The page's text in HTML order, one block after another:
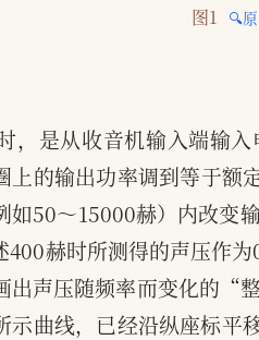
图1 🔍
，是从收音机输入端输
的输出功率调到等于额
如50～15000赫）内改变
400赫时所测得的声压作
出声压随频率而变化的“
示曲线，已经沿纵座标平